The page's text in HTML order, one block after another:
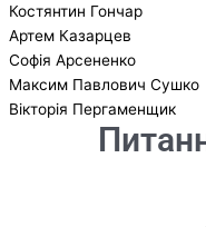
Костянтин Гончар
Артем Казарцев
Софія Арсененко
Максим Павлович Сушко
Вікторія Пергаменщик